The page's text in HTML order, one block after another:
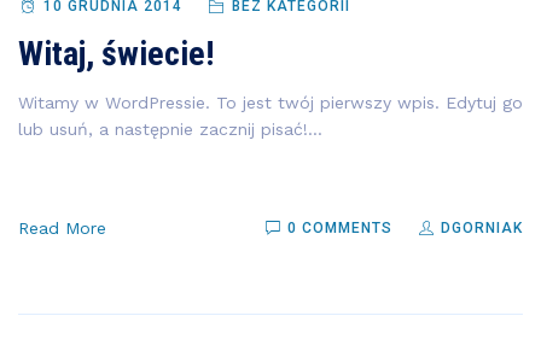
10 GRUDNIA 2014 BEZ KATEGORII
Witaj, świecie!
Witamy w WordPressie. To jest twój pierwszy wpis. Edytuj go
lub usuń, a następnie zacznij pisać!...
Read More 0 COMMENTS DGORNIAK